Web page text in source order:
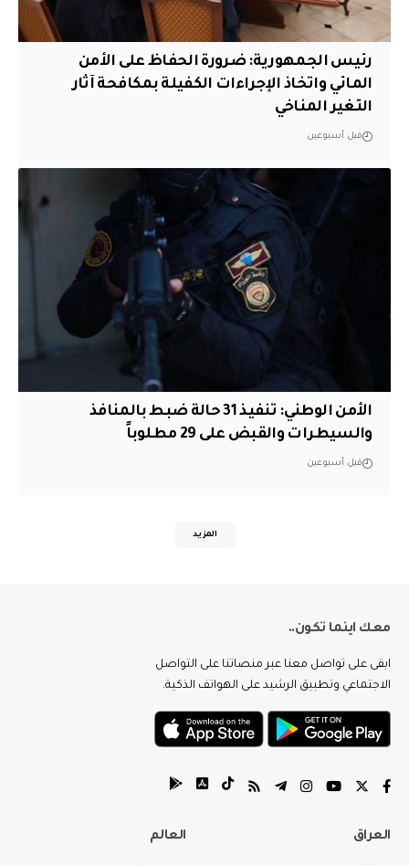
رئيس الجمهورية: ضرورة الحفاظ على الأمن
المائي واتخاذ الإجراءات الكفيلة بمكافحة آثار
التغير المناخي
قبل أسبوعين
الأمن الوطني: تنفيذ 31 حالة ضبط بالمنافذ
والسيطرات والقبض على 29 مطلوباً
قبل أسبوعين
المزيد
معك اينما تكون..
ابقى على تواصل معنا عبر منصاتنا على التواصل
الاجتماعي وتطبيق الرشيد على الهواتف الذكية.
العراق العالم